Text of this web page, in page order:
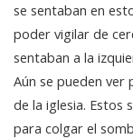
se sentaban en
poder vigilar de
sentaban a la
Aún se pueden ver
de la iglesia. Estos
para colgar el